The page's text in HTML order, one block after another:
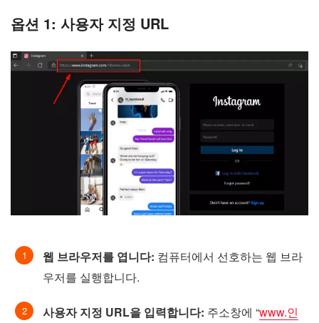
옵션 1: 사용자 지정 URL
웹 브라우저를 엽니다: 컴퓨터에서 선호하는 웹 브라
우저를 실행합니다.
사용자 지정 URL을 입력합니다: 주소창에 “www.인